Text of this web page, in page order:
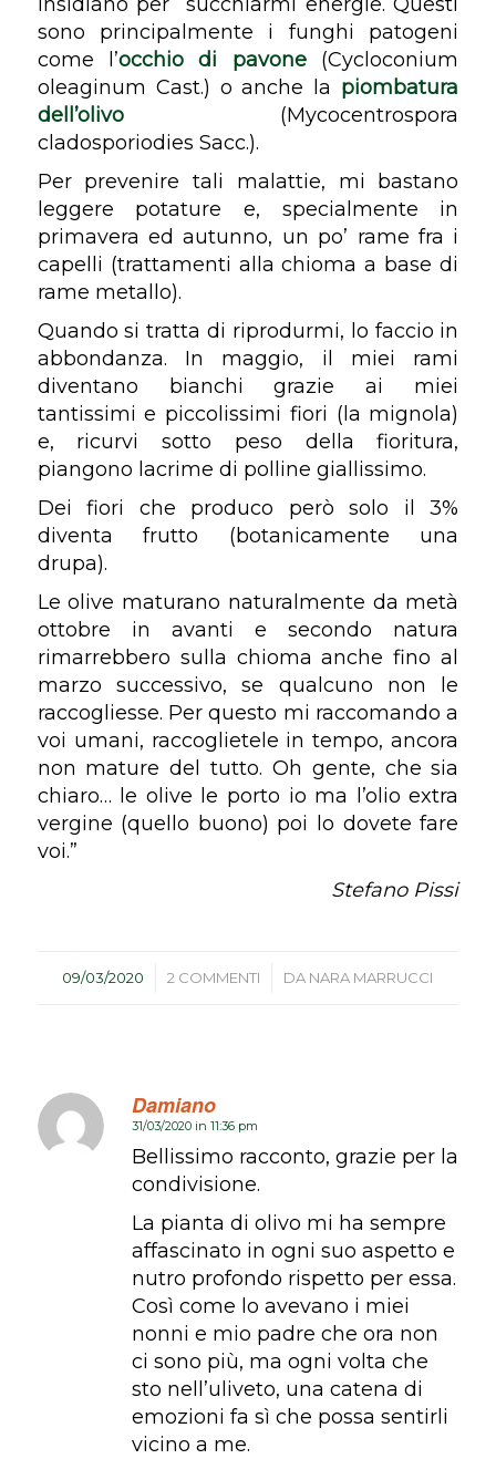
sono principalmente i funghi patogeni
come
l’occhio di pavone (Cycloconium
oleaginum Cast.) o anche la piombatura
dell’olivo(Mycocentrospora
cladosporiodies Sacc.).
Per prevenire tali malattie, mi bastano
leggere potature e, specialmente in
primavera ed autunno, un po’ rame fra i
capelli (trattamenti alla chioma a base di
rame metallo).
Quando si tratta di riprodurmi, lo faccio in
abbondanza. In maggio, il miei rami
diventano bianchi grazie ai miei
tantissimi e piccolissimi fiori ( la mignola)
e, ricurvi sotto peso della fioritura,
piangono lacrime di polline giallissimo.
Dei fiori che produco però solo il 3%
diventa frutto (botanicamente una
drupa).
Le olive maturano naturalmente da metà
ottobre in avanti e secondo natura
rimarrebbero sulla chioma anche fino al
marzo successivo, se qualcuno non le
raccogliesse. Per questo mi raccomando a
voi umani, raccoglietele in tempo, ancora
non mature del tutto. Oh gente, che sia
chiaro… le olive le porto io ma l’olio extra
vergine (quello buono) poi lo dovete fare
voi.”
Stefano Pissi
09/03/2020
/ 2 COMMENTI
/ DA NARA MARRUCCI
Damiano
dice:
31/03/2020 in 11:36 pm
Bellissimo racconto, grazie per la
condivisione.
La pianta di olivo mi ha sempre
affascinato in ogni suo aspetto e
nutro profondo rispetto per essa.
Così come lo avevano i miei
nonni e mio padre che ora non
ci sono più, ma ogni volta che
sto nell’uliveto, una catena di
emozioni fa sì che possa sentirli
vicino a me.